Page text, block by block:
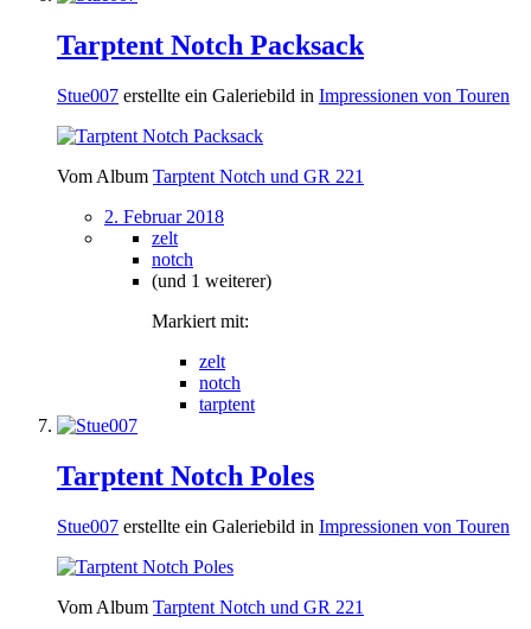
Tarptent Notch Packsack
Stue007 erstellte ein Galeriebild in Impressionen von Touren
Vom Album Tarptent Notch und GR 221
2. Februar 2018
zelt
notch
(und 1 weiterer)
Markiert mit:
zelt
notch
tarptent
Tarptent Notch Poles
Stue007 erstellte ein Galeriebild in Impressionen von Touren
Vom Album Tarptent Notch und GR 221